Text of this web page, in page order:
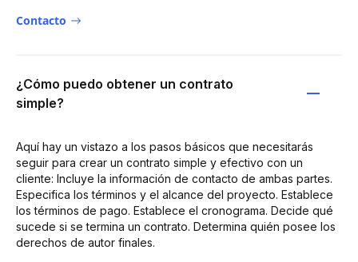
Contacto
¿Cómo puedo obtener un contrato
simple?
Aquí hay un vistazo a los pasos básicos que necesitarás
seguir para crear un contrato simple y efectivo con un
cliente: Incluye la información de contacto de ambas partes.
Especifica los términos y el alcance del proyecto. Establece
los términos de pago. Establece el cronograma. Decide qué
sucede si se termina un contrato. Determina quién posee los
derechos de autor finales.